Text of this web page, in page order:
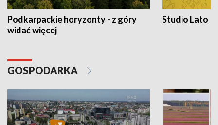
Podkarpackie horyzonty - z góry
widać więcej
Studio Lato
GOSPODARKA